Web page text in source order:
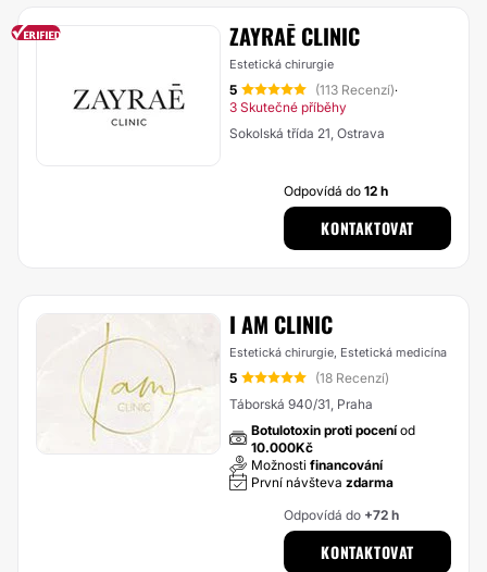
ZAYRAĒ CLINIC
Estetická chirurgie
5 (113 Recenzí)·
3 Skutečné příběhy
Sokolská třída 21, Ostrava
Odpovídá do12 h
KONTAKTOVAT
I AM CLINIC
Estetická chirurgie, Estetická medicína
5
(18 Recenzí)
Táborská 940/31, Praha
Botulotoxin proti poceníod
10.000Kč
Možnosti financování
První návšteva zdarma
Odpovídá do +72 h
KONTAKTOVAT